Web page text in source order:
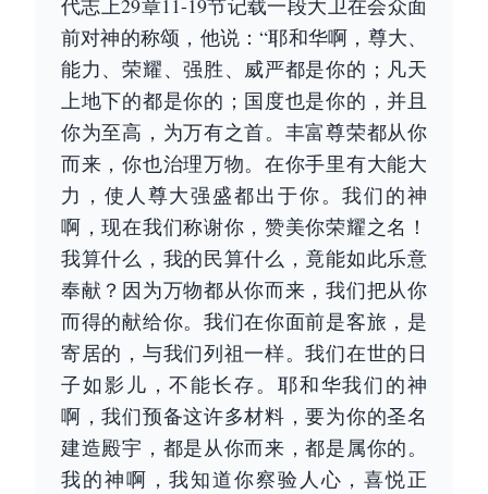
代志上29章11-19节记载一段大卫在会众面
前对神的称颂，他说：“耶和华啊，尊大、
能力、荣耀、强胜、威严都是你的；凡天
上地下的都是你的；国度也是你的，并且
你为至高，为万有之首。丰富尊荣都从你
而来，你也治理万物。在你手里有大能大
力，使人尊大强盛都出于你。我们的神
啊，现在我们称谢你，赞美你荣耀之名！
我算什么，我的民算什么，竟能如此乐意
奉献？因为万物都从你而来，我们把从你
而得的献给你。我们在你面前是客旅，是
寄居的，与我们列祖一样。我们在世的日
子如影儿，不能长存。耶和华我们的神
啊，我们预备这许多材料，要为你的圣名
建造殿宇，都是从你而来，都是属你的。
我的神啊，我知道你察验人心，喜悦正